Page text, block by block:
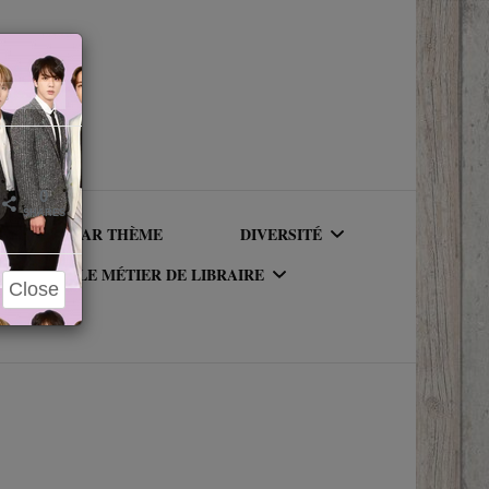
LIRE PAR THÈME DIVERSITÉ
AUTEURICES RACISÉ(E)S
PERSONNAGES RACISÉS
LE MÉTIER DE LIBRAIRE
×Close
0
SHARES
Close